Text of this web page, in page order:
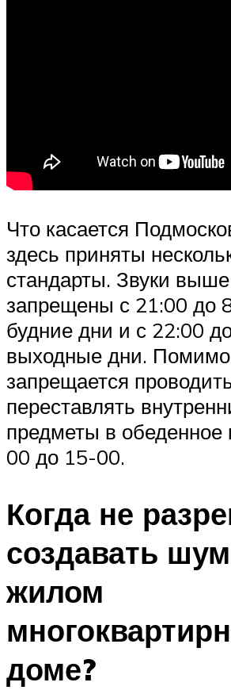
Что касается
здесь приняты
стандарты. Звуки
запрещены с 21:00 до
будние дни и с 22:00
выходные дни. Помимо
запрещается
переставлять
предметы в обеденное
00 до 15-00.
Когда не
создавать
жилом
доме?